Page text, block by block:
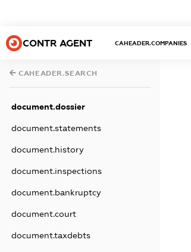
CONTR AGENT CAHEADER.COMPANIES
CAHEADER.SEARCH
document.dossier
document.statements
document.history
document.inspections
document.bankruptcy
document.court
document.taxdebts